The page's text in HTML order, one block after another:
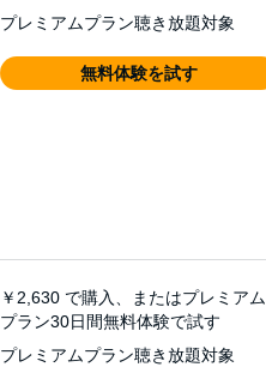
プレミアムプラン聴き放題対象
無料体験を試す
￥2,630 で購入、またはプレミアム
プラン30日間無料体験で試す
プレミアムプラン聴き放題対象